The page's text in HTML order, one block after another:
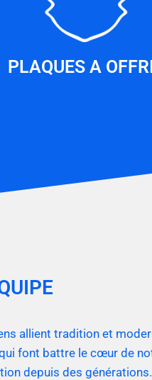
PLAQUES A
allient tradition et
font battre le cœur de
depuis des générations.